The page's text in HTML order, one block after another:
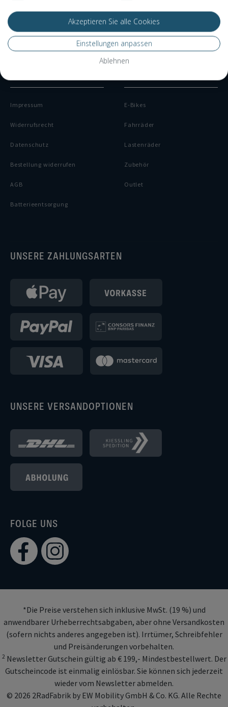
Zahlungsarten
Finanzierung
Dienstrad-Leasing
Impressum
Widerrufsrecht
Datenschutz
Bestellung widerrufen
AGB
Batterieentsorgung
E-Bikes
Fahrräder
Lastenräder
Zubehör
Outlet
UNSERE ZAHLUNGSARTEN
UNSERE VERSANDOPTIONEN
FOLGE UNS
*Die Preise verstehen sich inklusive MwSt. (19 %) und
anwendbarer Urheberrechtsabgaben, aber ohne Versandkosten
(sofern nichts anderes angegeben ist). Irrtümer, Schreibfehler
und Preisänderungen vorbehalten.
2Newsletter Gutschein gültig ab € 199,- Mindestbestellwert. Der
Gutscheincode ist einmalig einlösbar. Sie können sich jederzeit
wieder vom Newsletter abmelden.
© 2026 2RadFabrik by EW Mobility GmbH & Co. KG. Alle Rechte
Akzeptieren Sie alle Cookies
Einstellungen anpassen
Ablehnen